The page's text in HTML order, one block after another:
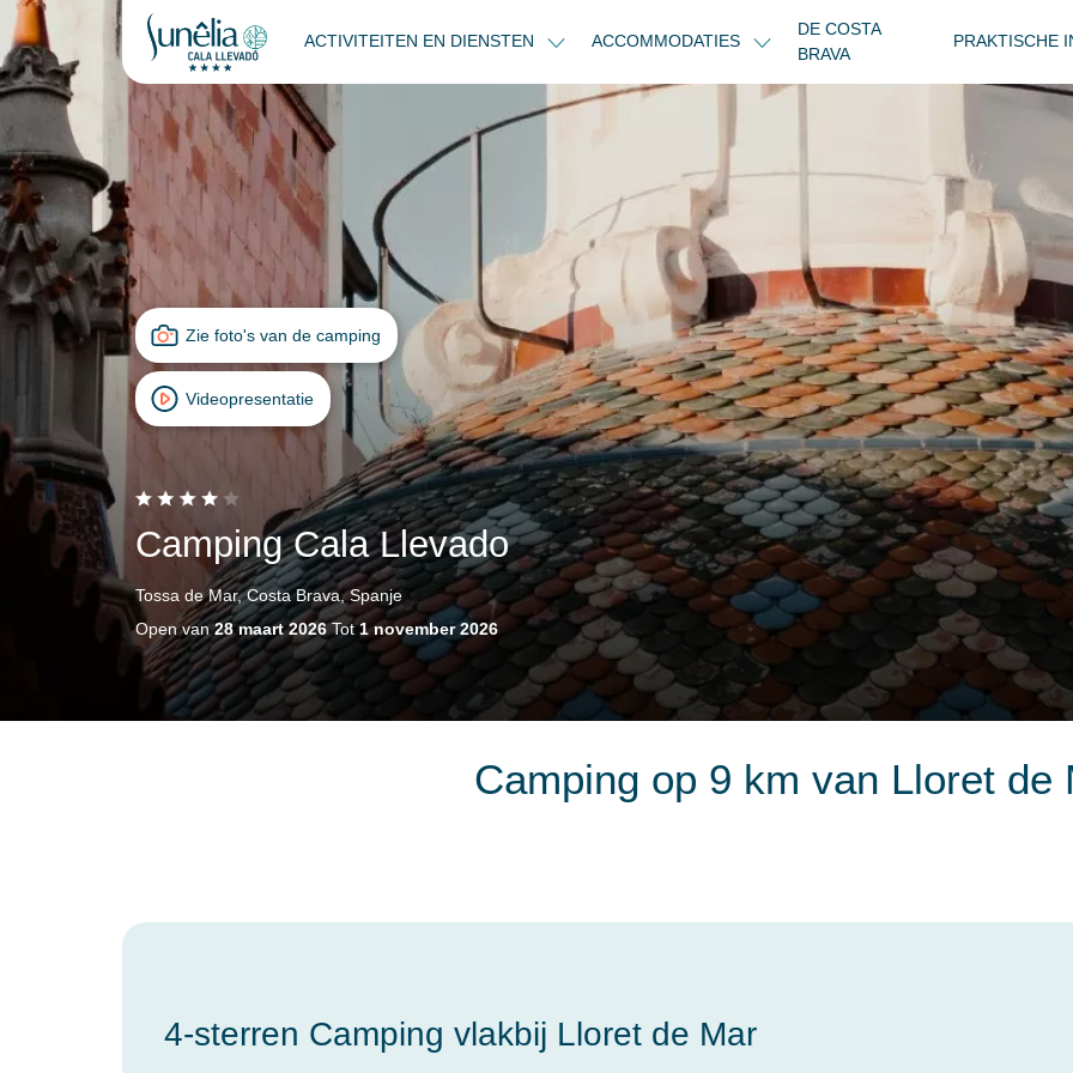
ACTIVITEITEN EN DIENSTEN ACCOMMODATIES
DE COSTA
BRAVA
PRAKTISCHE
Zie foto's van de camping
Videopresentatie
Camping Cala Llevado
Tossa de Mar, Costa Brava, Spanje
Open van28 maart 2026Tot1 november 2026
Camping op 9 km van Lloret de
4-sterren Camping vlakbij Lloret de Mar